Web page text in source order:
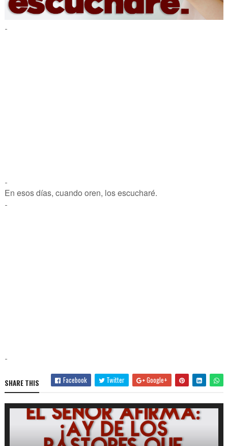
-
-
En esos días, cuando oren, los escucharé.
-
-
SHARE THIS Facebook Twitter Google+